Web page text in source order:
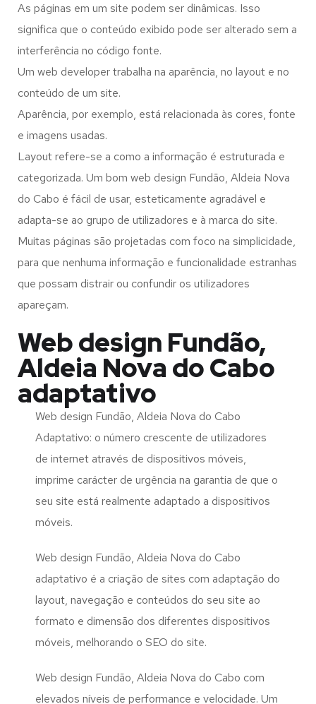
As páginas em um site podem ser dinâmicas. Isso
significa que o conteúdo exibido pode ser alterado sem a
interferência no código fonte.
Um web developer trabalha na aparência, no layout e no
conteúdo de um site.
Aparência, por exemplo, está relacionada às cores, fonte
e imagens usadas.
Layout refere-se a como a informação é estruturada e
categorizada. Um bom web design Fundão, Aldeia Nova
do Cabo é fácil de usar, esteticamente agradável e
adapta-se ao grupo de utilizadores e à marca do site.
Muitas páginas são projetadas com foco na simplicidade,
para que nenhuma informação e funcionalidade estranhas
que possam distrair ou confundir os utilizadores
apareçam.
Web design Fundão,
Aldeia Nova do Cabo
adaptativo
Web design Fundão, Aldeia Nova do Cabo
Adaptativo: o número crescente de utilizadores
de internet através de dispositivos móveis,
imprime carácter de urgência na garantia de que o
seu site está realmente adaptado a dispositivos
móveis.
Web design Fundão, Aldeia Nova do Cabo
adaptativo é a criação de sites com adaptação do
layout, navegação e conteúdos do seu site ao
formato e dimensão dos diferentes dispositivos
móveis, melhorando o SEO do site.
Web design Fundão, Aldeia Nova do Cabo com
elevados níveis de performance e velocidade. Um